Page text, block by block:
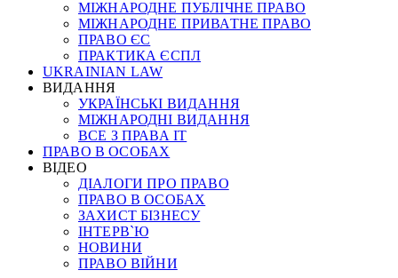
МІЖНАРОДНЕ ПУБЛІЧНЕ ПРАВО
МІЖНАРОДНЕ ПРИВАТНЕ ПРАВО
ПРАВО ЄС
ПРАКТИКА ЄСПЛ
UKRAINIAN LAW
ВИДАННЯ
УКРАЇНСЬКІ ВИДАННЯ
МІЖНАРОДНІ ВИДАННЯ
ВСЕ З ПРАВА ІТ
ПРАВО В ОСОБАХ
ВІДЕО
ДІАЛОГИ ПРО ПРАВО
ПРАВО В ОСОБАХ
ЗАХИСТ БІЗНЕСУ
ІНТЕРВ`Ю
НОВИНИ
ПРАВО ВІЙНИ